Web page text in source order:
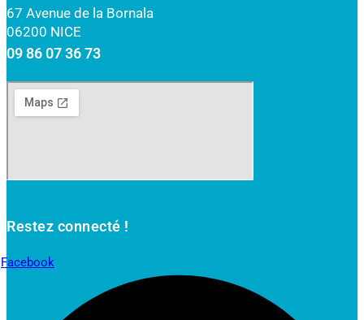
67 Avenue de la Bornala
06200 NICE
09 86 07 36 73
Restez connecté !
Facebook